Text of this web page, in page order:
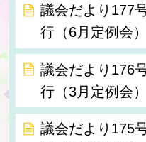
議会だより177
行（6月定例会）
議会だより176
行（3月定例会）
議会だより175